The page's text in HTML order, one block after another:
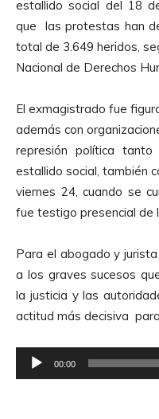
estallido social del 18
que las protestas han
total de 3.649 heridos,
Nacional de Derechos
El exmagistrado fue
además con
represión política
estallido social, también
viernes 24, cuando se
fue testigo presencial de
Para el abogado y
a los graves sucesos
la justicia y las
actitud más decisiva
e
00:00